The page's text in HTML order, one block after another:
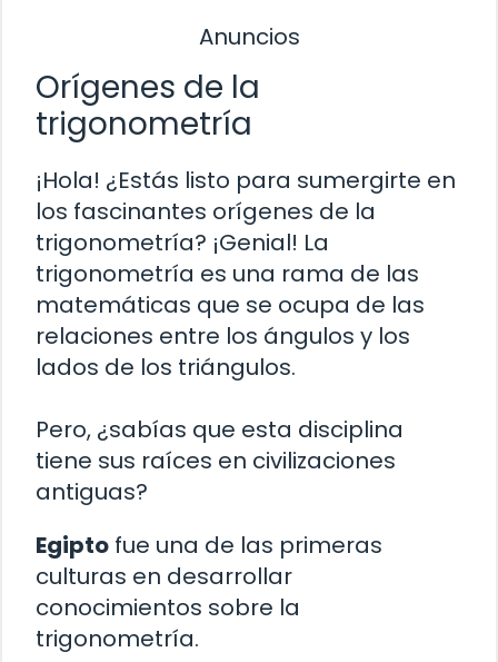
Anuncios
Orígenes de la
trigonometría
¡Hola! ¿Estás listo para sumergirte en
los fascinantes orígenes de la
trigonometría? ¡Genial! La
trigonometría es una rama de las
matemáticas que se ocupa de las
relaciones entre los ángulos y los
lados de los triángulos.
Pero, ¿sabías que esta disciplina
tiene sus raíces en civilizaciones
antiguas?
Egipto fue una de las primeras
culturas en desarrollar
conocimientos sobre la
trigonometría.